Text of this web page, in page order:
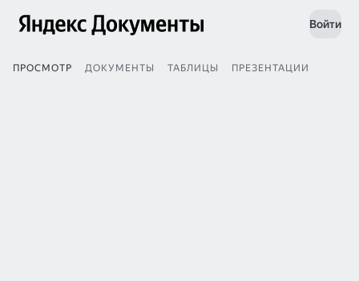
Войти
ПРОСМОТР ДОКУМЕНТЫ ТАБЛИЦЫ ПРЕЗЕНТАЦИИ